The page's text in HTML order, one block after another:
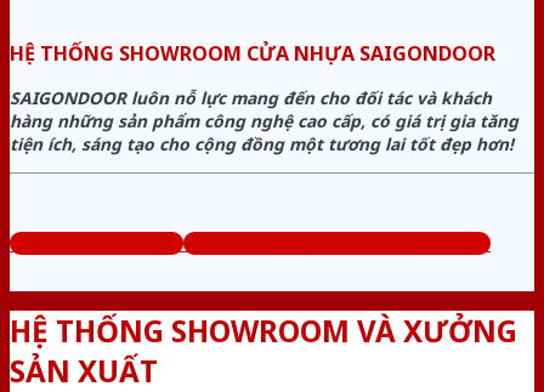
HỆ THỐNG SHOWROOM CỬA NHỰA SAIGONDOOR
SAIGONDOOR luôn nỗ lực mang đến cho đối tác và khách
hàng những sản phẩm công nghệ cao cấp, có giá trị gia tăng
tiện ích, sáng tạo cho cộng đồng một tương lai tốt đẹp hơn!
www.cuanhuago.com Tổng đài tư vấn miễn phí: 0824.400.400
HỆ THỐNG SHOWROOM VÀ XƯỞNG
SẢN XUẤT